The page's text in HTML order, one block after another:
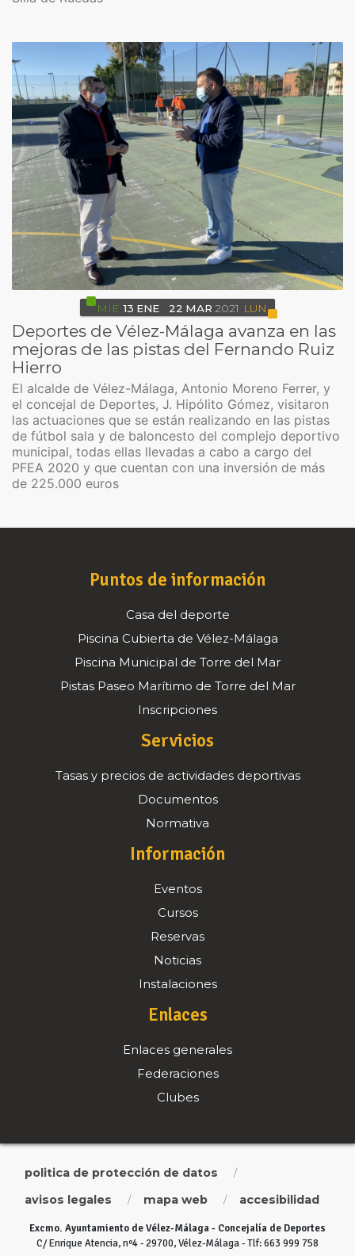
MIÉ 13 ENE 22 MAR 2021 LUN
Deportes de Vélez-Málaga avanza en las
mejoras de las pistas del Fernando Ruiz
Hierro
El alcalde de Vélez-Málaga, Antonio Moreno Ferrer, y
el concejal de Deportes, J. Hipólito Gómez, visitaron
las actuaciones que se están realizando en las pistas
de fútbol sala y de baloncesto del complejo deportivo
municipal, todas ellas llevadas a cabo a cargo del
PFEA 2020 y que cuentan con una inversión de más
de 225.000 euros
Puntos de información
Casa del deporte
Piscina Cubierta de Vélez-Málaga
Piscina Municipal de Torre del Mar
Pistas Paseo Marítimo de Torre del Mar
Inscripciones
Servicios
Tasas y precios de actividades deportivas
Documentos
Normativa
Información
Eventos
Cursos
Reservas
Noticias
Instalaciones
Enlaces
Enlaces generales
Federaciones
Clubes
politica de protección de datos /
avisos legales / mapa web / accesibilidad
Excmo. Ayuntamiento de Vélez-Málaga - Concejalía de Deportes
C/ Enrique Atencia, nº4 - 29700, Vélez-Málaga - Tlf: 663 999 758